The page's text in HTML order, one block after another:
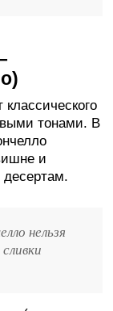
тонами. В
и
нельзя